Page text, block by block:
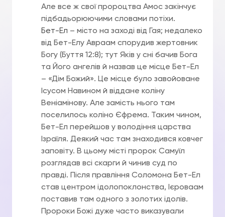
Але все ж свої пророцтва Амос закінчує
підбадьорюючими словами потіхи.
Бет-Ел – місто на заході від Гая; недалеко
від Бет-Елу Авраам спорудив жертовник
Богу (Буття 12:8); тут Яків у сні бачив Бога
та Його ангелів й назвав це місце Бет-Ел
– «Дім Божий». Це місце було завойоване
Ісусом Навином й віддане коліну
Веніамінову. Але замість нього там
поселилось коліно Єфрема. Таким чином,
Бет-Ел перейшов у володіння царства
Ізраїля. Деякий час там знаходився ковчег
заповіту. В цьому місті пророк Самуїл
розглядав всі скарги й чинив суд по
правді. Після правління Соломона Бет-Ел
став центром ідолопоклонства, Ієроваам
поставив там одного з золотих ідолів.
Пророки Божі дуже часто виказували